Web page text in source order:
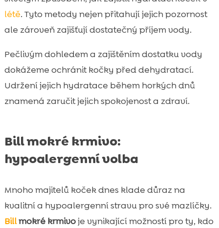
létě. Tyto metody nejen přitahují jejich pozornost
ale zároveň zajišťují dostatečný příjem vody.
Pečlivým dohledem a zajištěním dostatku vody
dokážeme ochránit kočky před dehydratací.
Udržení jejich hydratace během horkých dnů
znamená zaručit jejich spokojenost a zdraví.
Bill mokré krmivo:
hypoalergenní volba
Mnoho majitelů koček dnes klade důraz na
kvalitní a hypoalergenní stravu pro své mazlíčky.
Billmokré krmivoje vynikající možností pro ty, kdo